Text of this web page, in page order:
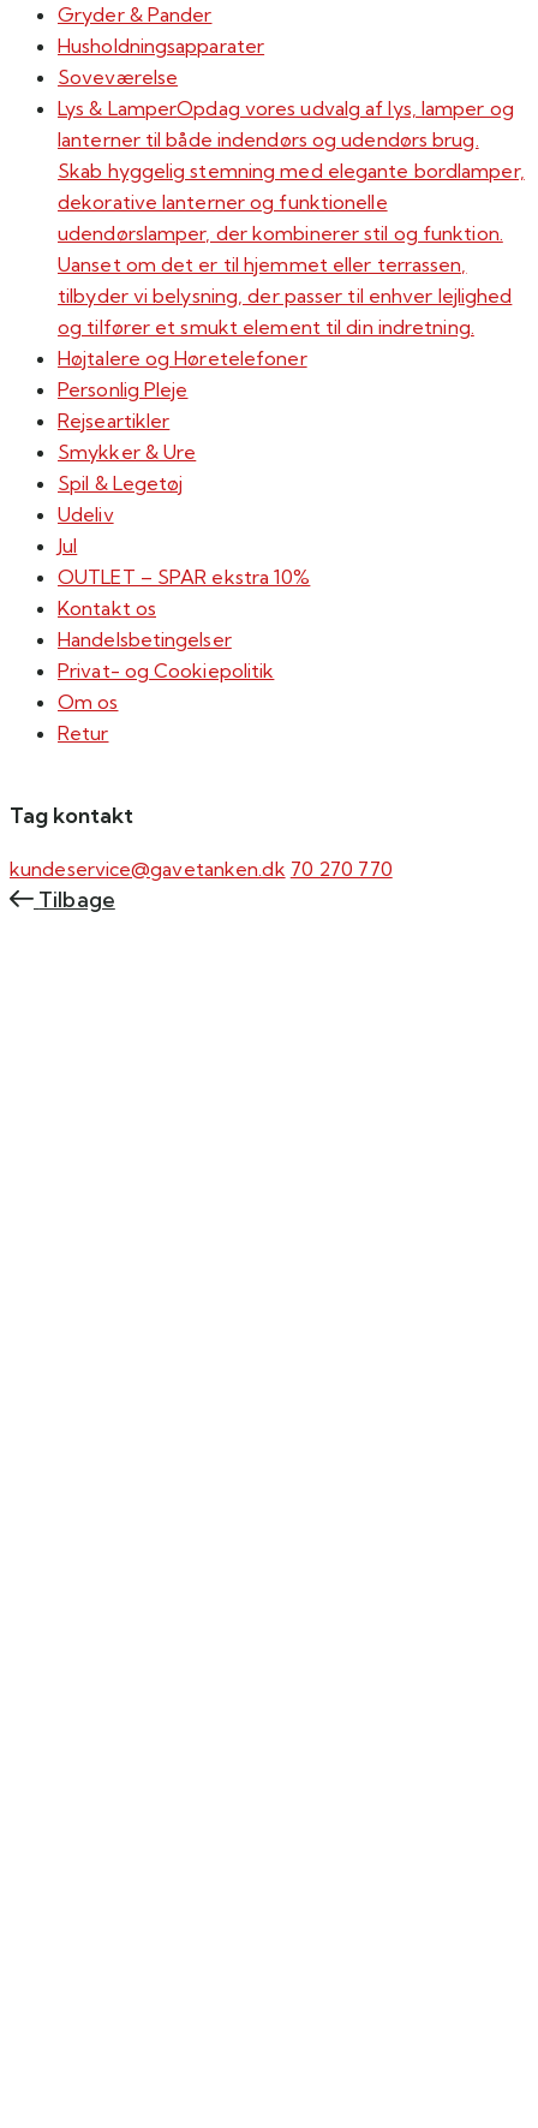
Gryder & Pander
Husholdningsapparater
Soveværelse
Lys & LamperOpdag vores udvalg af lys, lamper og
lanterner til både indendørs og udendørs brug.
Skab hyggelig stemning med elegante bordlamper,
dekorative lanterner og funktionelle
udendørslamper, der kombinerer stil og funktion.
Uanset om det er til hjemmet eller terrassen,
tilbyder vi belysning, der passer til enhver lejlighed
og tilfører et smukt element til din indretning.
Højtalere og Høretelefoner
Personlig Pleje
Rejseartikler
Smykker & Ure
Spil & Legetøj
Udeliv
Jul
OUTLET – SPAR ekstra 10%
Kontakt os
Handelsbetingelser
Privat- og Cookiepolitik
Om os
Retur
Tag kontakt
kundeservice@gavetanken.dk 70 270 770
Tilbage